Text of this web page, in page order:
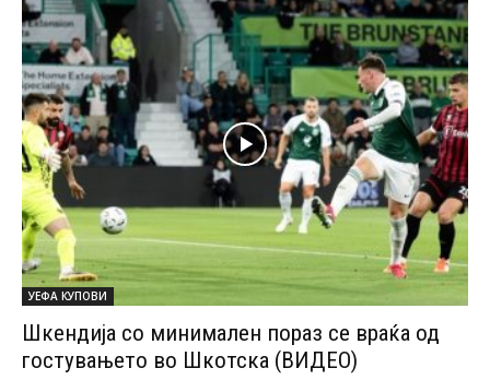
УЕФА КУПОВИ
Шкендија со минимален пораз се враќа од
гостувањето во Шкотска (ВИДЕО)